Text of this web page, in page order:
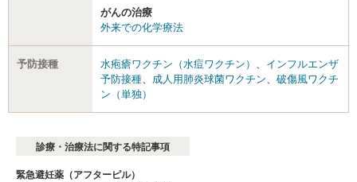
がんの治療
外来での化学療法
予防接種 水疱瘡ワクチン（水痘ワクチン）
インフルエンザ
予防接種
成人用肺炎球菌ワクチン
破傷風ワクチ
ン（単独）
診療・治療法に関する特記事項
緊急避妊薬（アフターピル）